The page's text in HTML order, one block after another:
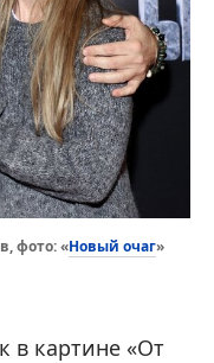
фото: «Новый очаг»
в картине «От